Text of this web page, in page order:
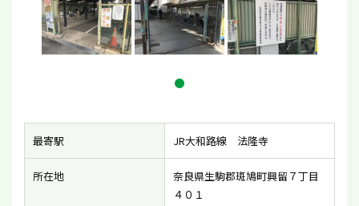
最寄駅 JR大和路線 法隆寺
所在地
奈良県生駒郡斑鳩町興留７丁目
４０１